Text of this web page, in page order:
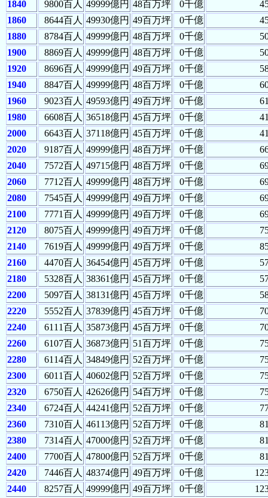
1840
9800百人 49999億円 48百万坪 0千億
1860
8644百人 49930億円 49百万坪 0千億
1880
8784百人 49999億円 48百万坪 0千億
1900
8869百人 49999億円 48百万坪 0千億
1920
8696百人 49999億円 49百万坪 0千億
1940
8847百人 49999億円 48百万坪 0千億
1960
9023百人 49593億円 49百万坪 0千億
1980
6608百人 36518億円 45百万坪 0千億
2000
6643百人 37118億円 45百万坪 0千億
2020
9187百人 49999億円 48百万坪 0千億
2040
7572百人 49715億円 48百万坪 0千億
2060
7712百人 49999億円 48百万坪 0千億
2080
7545百人 49999億円 49百万坪 0千億
2100
7771百人 49999億円 49百万坪 0千億
2120
8075百人 49999億円 49百万坪 0千億
2140
7619百人 49999億円 49百万坪 0千億
2160
4470百人 36454億円 45百万坪 0千億
2180
5328百人 38361億円 45百万坪 0千億
2200
5097百人 38131億円 45百万坪 0千億
2220
5552百人 37839億円 45百万坪 0千億
2240
6111百人 35873億円 45百万坪 0千億
2260
6107百人 36873億円 51百万坪 0千億
2280
6114百人 34849億円 52百万坪 0千億
2300
6011百人 40602億円 52百万坪 0千億
2320
6750百人 42626億円 54百万坪 0千億
2340
6724百人 44241億円 52百万坪 0千億
2360
7310百人 46113億円 52百万坪 0千億
2380
7314百人 47000億円 52百万坪 0千億
2400
7700百人 47800億円 52百万坪 0千億
2420
7446百人 48374億円 49百万坪 0千億
2440
8257百人 49999億円 49百万坪 0千億